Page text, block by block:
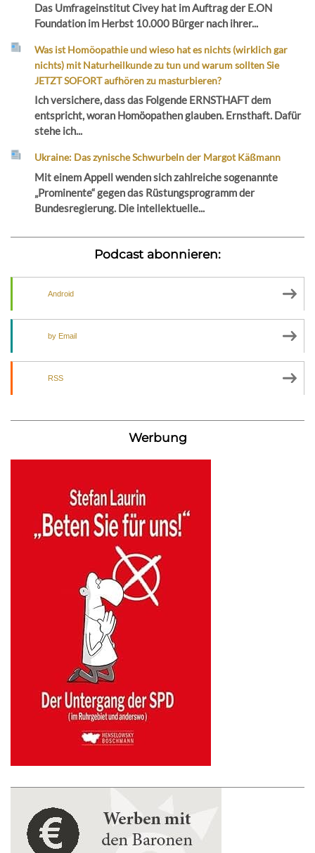
Das Umfrageinstitut Civey hat im Auftrag der E.ON
Foundation im Herbst 10.000 Bürger nach ihrer...
Was ist Homöopathie und wieso hat es nichts (wirklich gar
nichts) mit Naturheilkunde zu tun und warum sollten Sie
JETZT SOFORT aufhören zu masturbieren?
Ich versichere, dass das Folgende ERNSTHAFT dem
entspricht, woran Homöopathen glauben. Ernsthaft. Dafür
stehe ich...
Ukraine: Das zynische Schwurbeln der Margot Käßmann
Mit einem Appell wenden sich zahlreiche sogenannte
„Prominente“ gegen das Rüstungsprogramm der
Bundesregierung. Die intellektuelle...
Podcast abonnieren:
Android
by Email
RSS
Werbung